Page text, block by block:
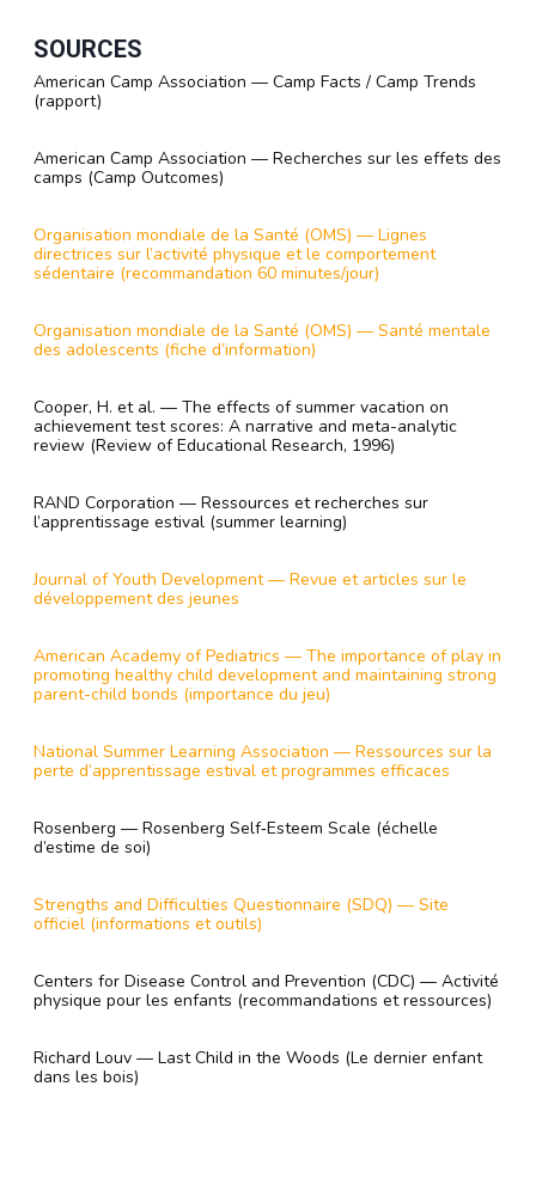
SOURCES
American Camp Association — Camp Facts / Camp Trends
(rapport)
American Camp Association — Recherches sur les effets des
camps (Camp Outcomes)
Organisation mondiale de la Santé (OMS) — Lignes
directrices sur l’activité physique et le comportement
sédentaire (recommandation 60 minutes/jour)
Organisation mondiale de la Santé (OMS) — Santé mentale
des adolescents (fiche d’information)
Cooper, H. et al. — The effects of summer vacation on
achievement test scores: A narrative and meta-analytic
review (Review of Educational Research, 1996)
RAND Corporation — Ressources et recherches sur
l’apprentissage estival (summer learning)
Journal of Youth Development — Revue et articles sur le
développement des jeunes
American Academy of Pediatrics — The importance of play in
promoting healthy child development and maintaining strong
parent-child bonds (importance du jeu)
National Summer Learning Association — Ressources sur la
perte d’apprentissage estival et programmes efficaces
Rosenberg — Rosenberg Self‑Esteem Scale (échelle
d’estime de soi)
Strengths and Difficulties Questionnaire (SDQ) — Site
officiel (informations et outils)
Centers for Disease Control and Prevention (CDC) — Activité
physique pour les enfants (recommandations et ressources)
Richard Louv — Last Child in the Woods (Le dernier enfant
dans les bois)